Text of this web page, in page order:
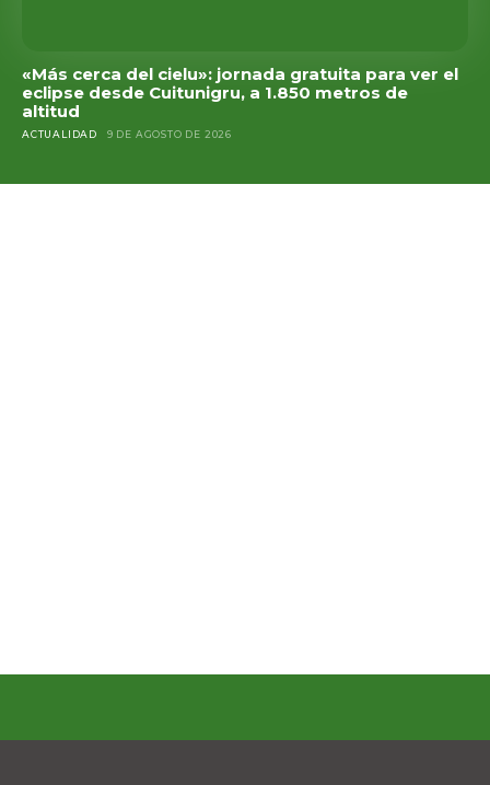
«Más cerca del cielu»: jornada gratuita para ver el
eclipse desde Cuitunigru, a 1.850 metros de
altitud
ACTUALIDAD 9 DE AGOSTO DE 2026